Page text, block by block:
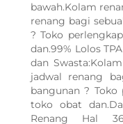
bawah.Kolam
renang bagi
? Toko
dan.99% Lolos
dan
jadwal renang
bangunan ?
toko obat
Renang Hal